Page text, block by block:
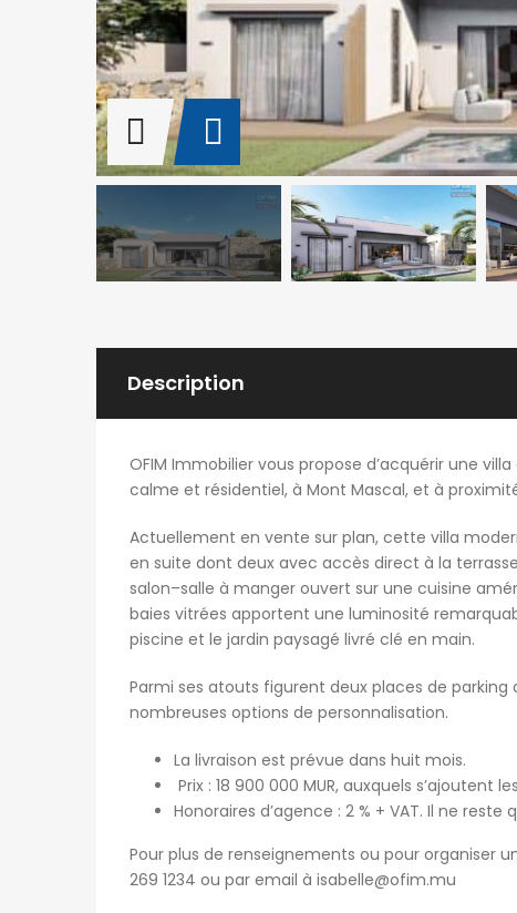
Description
OFIM Immobilier vous propose d’acquérir une
calme et résidentiel, à Mont Mascal, et à
Actuellement en vente sur plan, cette villa
en suite dont deux avec accès direct à la
salon–salle à manger ouvert sur une cuisine
baies vitrées apportent une luminosité
piscine et le jardin paysagé livré clé en main.
Parmi ses atouts figurent deux places de
nombreuses options de personnalisation.
La livraison est prévue dans huit mois.
Prix : 18 900 000 MUR, auxquels s’ajoutent
Honoraires d’agence : 2 % + VAT. Il ne
Pour plus de renseignements ou pour organiser
269 1234 ou par email à isabelle@ofim.mu